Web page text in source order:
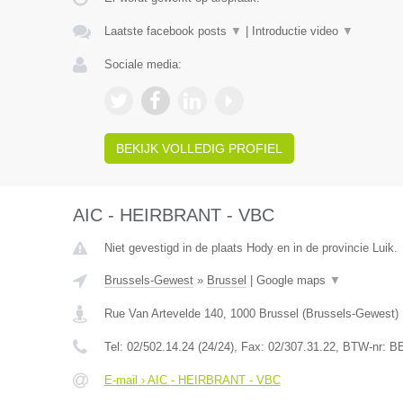
Laatste facebook posts ▼ Introductie video ▼
Sociale media:
BEKIJK VOLLEDIG PROFIEL
AIC - HEIRBRANT - VBC
Niet gevestigd in de plaats Hody en in de provincie Luik.
Brussels-Gewest» Brussel Google maps ▼
Rue Van Artevelde 140, 1000 Brussel (Brussels-Gewest)
Tel: 02/502.14.24 (24/24), Fax: 02/307.31.22, BTW-nr:
E-mail › AIC - HEIRBRANT - VBC